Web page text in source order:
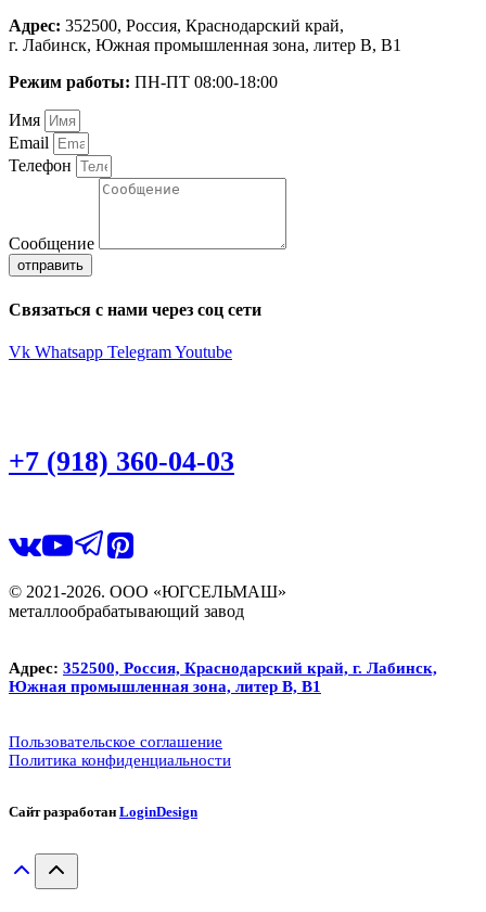
Адрес: 352500, Россия, Краснодарский край,
г. Лабинск, Южная промышленная зона, литер В, В1
Режим работы: ПН-ПТ 08:00-18:00
Имя
Email
Телефон
Сообщение
отправить
Связаться с нами через соц сети
Vk Whatsapp TelegramYoutube
+7 (918) 360-04-03
© 2021-2026. ООО «ЮГСЕЛЬМАШ»
металлообрабатывающий завод
Адрес: 352500, Россия, Краснодарский край, г. Лабинск,
Южная промышленная зона, литер В, В1
Пользовательское соглашение
Политика конфиденциальности
Сайт разработан LoginDesign